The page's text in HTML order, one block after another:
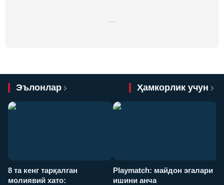
Эълонлар Ҳамкорлик учун
8 та кенг тарқалган
молиявий хато:
Playmatch: майдон эгалари
ишини анча